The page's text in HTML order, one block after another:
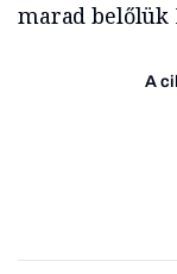
marad belőlük
A